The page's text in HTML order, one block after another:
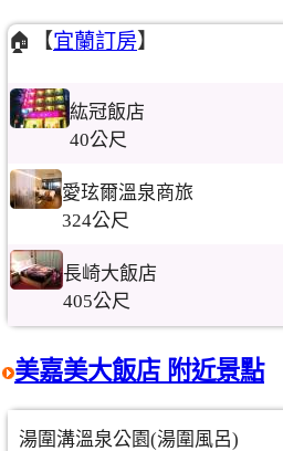
🏠【宜蘭訂房】
紘冠飯店
40公尺
愛玹爾溫泉商旅
324公尺
長崎大飯店
405公尺
美嘉美大飯店 附近景點
湯圍溝溫泉公園(湯圍風呂)